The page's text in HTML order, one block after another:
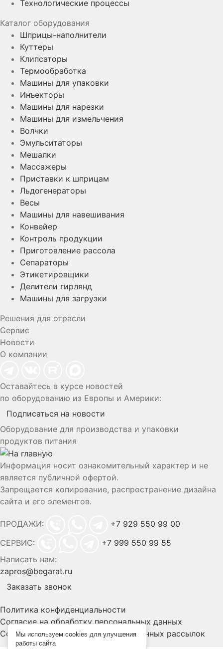
Мы используем cookies для улучшения
работы сайта
Технологические процессы
Каталог оборудования
Шприцы-наполнители
Куттеры
Клипсаторы
Термообработка
Машины для упаковки
Инъекторы
Машины для нарезки
Машины для измельчения
Волчки
Эмульситаторы
Мешалки
Массажеры
Приставки к шприцам
Льдогенераторы
Весы
Машины для навешивания
Конвейер
Контроль продукции
Приготовление рассола
Сепараторы
Этикетировщики
Делители гирлянд
Машины для загрузки
Решения для отрасли
Сервис
Новости
О компании
Оставайтесь в курсе новостей
по оборудованию из Европы и Америки:
Подписаться на новости
Оборудование для производства и упаковки
продуктов питания
Информация носит ознакомительный характер и не
является публичной офертой.
Запрещается копирование, распространение дизайна
сайта и его элементов.
ПРОДАЖИ:
+7 929 550 99 00
СЕРВИС:
+7 999 550 99 55
Написать нам:
zapros@begarat.ru
Заказать звонок
Политика конфиденциальности
Согласие на обработку персональных данных
Согласие на получение информационных рассылок